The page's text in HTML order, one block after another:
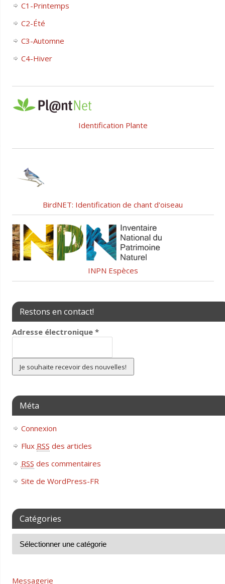
C1-Printemps
C2-Été
C3-Automne
C4-Hiver
Identification Plante
BirdNET: Identification de chant d'oiseau
INPN Espèces
Restons en contact!
Adresse électronique *
Méta
Connexion
Flux RSS des articles
RSS des commentaires
Site de WordPress-FR
Catégories
Messagerie